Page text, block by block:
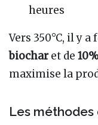
heures
Vers 350°C, il y
biocharet de
maximise la
Les